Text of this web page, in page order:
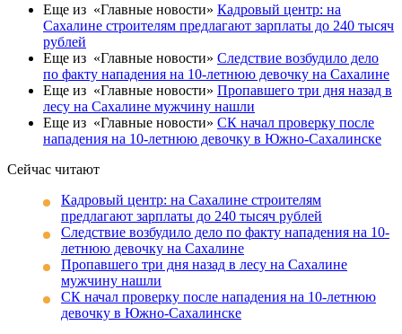
Еще из «Главные новости» Кадровый центр: на
Сахалине строителям предлагают зарплаты до 240 тысяч
рублей
Еще из «Главные новости» Следствие возбудило дело
по факту нападения на 10-летнюю девочку на Сахалине
Еще из «Главные новости» Пропавшего три дня назад в
лесу на Сахалине мужчину нашли
Еще из «Главные новости» СК начал проверку после
нападения на 10-летнюю девочку в Южно-Сахалинске
Сейчас читают
Кадровый центр: на Сахалине строителям
предлагают зарплаты до 240 тысяч рублей
Следствие возбудило дело по факту нападения на 10-
летнюю девочку на Сахалине
Пропавшего три дня назад в лесу на Сахалине
мужчину нашли
СК начал проверку после нападения на 10-летнюю
девочку в Южно-Сахалинске